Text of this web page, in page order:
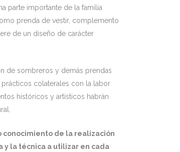
parte importante de la familia
prenda de vestir, complemento
de un diseño de carácter
de sombreros y demás prendas
colaterales con la labor
históricos y artísticos habrán
de la realización
y la técnica a utilizar en cada